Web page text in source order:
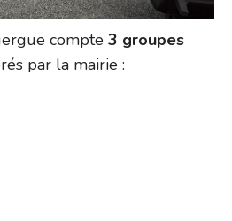
compte 3 groupes
par la mairie :